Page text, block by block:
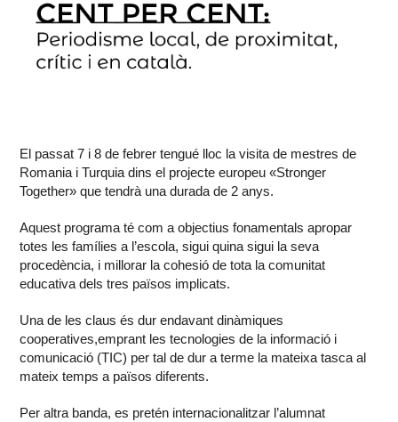
El passat 7 i 8 de febrer tengué lloc la visita de mestres de
Romania i Turquia dins el projecte europeu «Stronger
Together» que tendrà una durada de 2 anys.
Aquest programa té com a objectius fonamentals apropar
totes les famílies a l’escola, sigui quina sigui la seva
procedència, i millorar la cohesió de tota la comunitat
educativa dels tres països implicats.
Una de les claus és dur endavant dinàmiques
cooperatives,emprant les tecnologies de la informació i
comunicació (TIC) per tal de dur a terme la mateixa tasca al
mateix temps a països diferents.
Per altra banda, es pretén internacionalitzar l’alumnat